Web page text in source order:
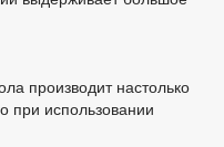
производит настолько
при использовании